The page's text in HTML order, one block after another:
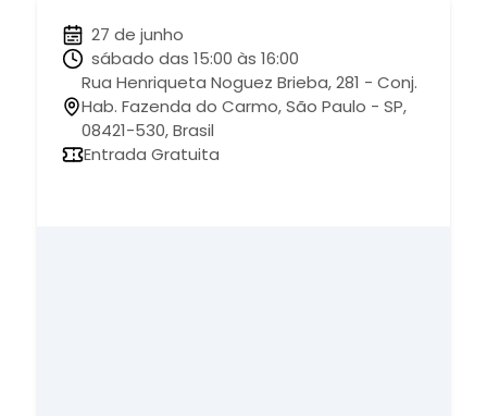
27 de junho
sábado das 15:00 às 16:00
Rua Henriqueta Noguez Brieba, 281 - Conj.
Hab. Fazenda do Carmo, São Paulo - SP,
08421-530, Brasil
Entrada Gratuita